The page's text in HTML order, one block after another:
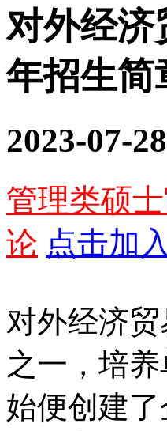
对外经济
年招生简
2023-07-
管理类硕
论 点击加
对外经济
之一，培
始便创建